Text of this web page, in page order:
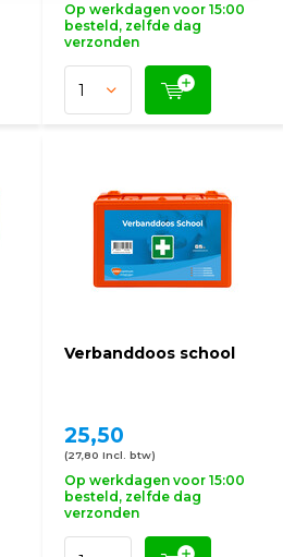
Op werkdagen voor 15:00
besteld, zelfde dag
verzonden
Verbanddoos school
25,50
(27,80 Incl. btw)
Op werkdagen voor 15:00
besteld, zelfde dag
verzonden